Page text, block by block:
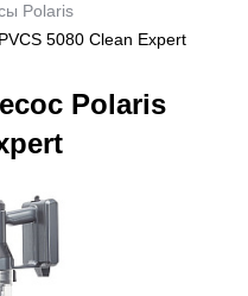
Polaris
5080 Clean Expert
Polaris